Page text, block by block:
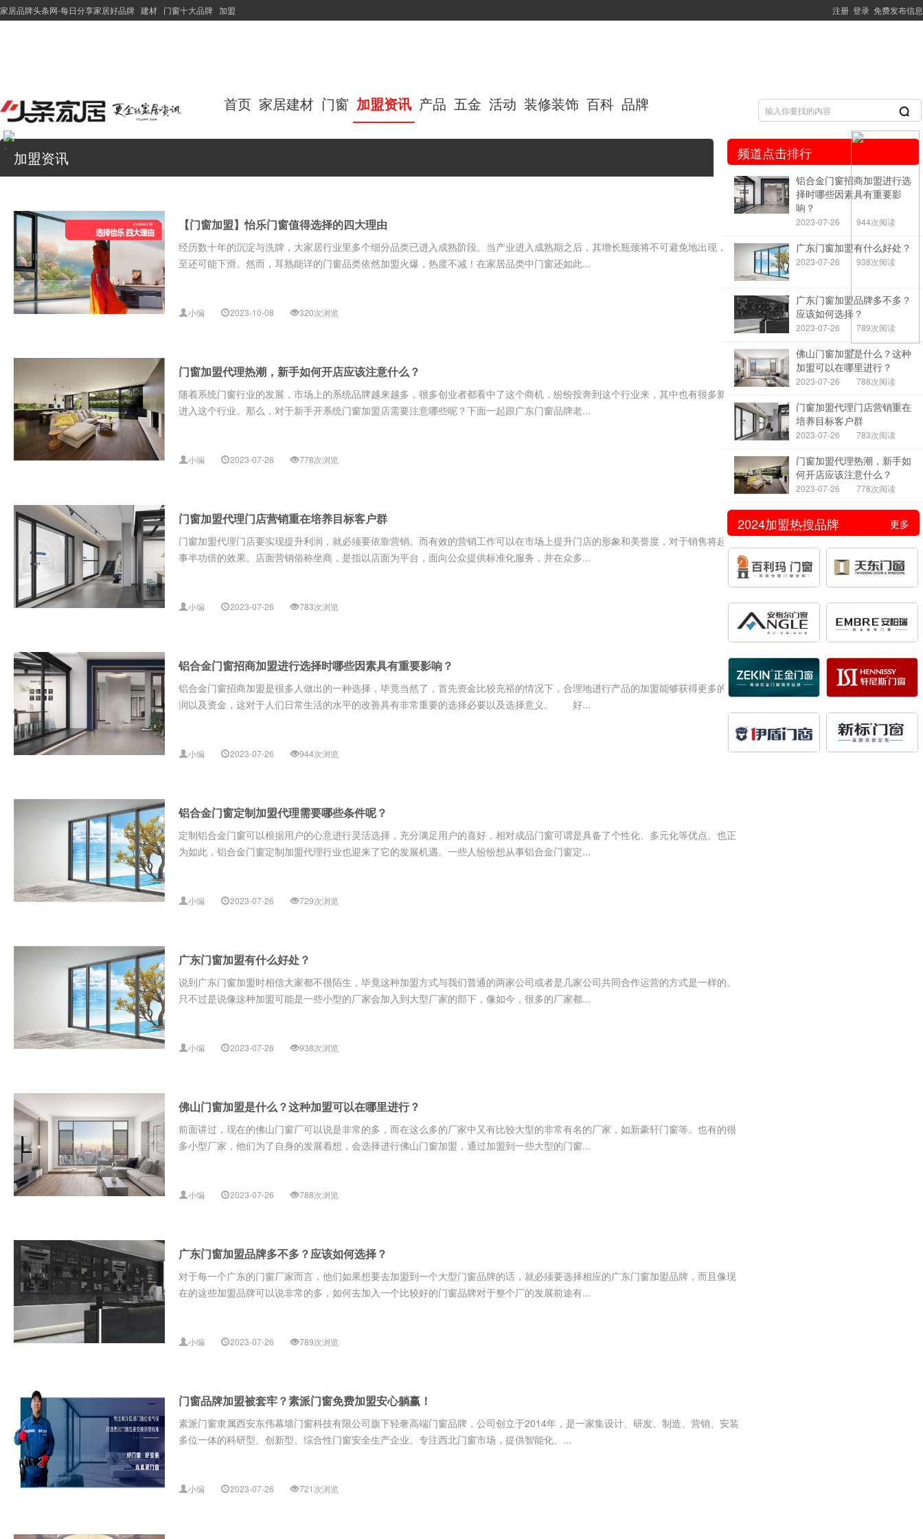
家居品牌头条网-每日分享家居好品牌 建材 门窗十大品牌 加盟 免费发布信息
登录
注册
首页 家居建材 门窗 加盟资讯 产品 五金 活动 装修装饰 百科 品牌
×
×
加盟资讯
【门窗加盟】怡乐门窗值得选择的四大理由
经历数十年的沉淀与洗牌，大家居行业里多个细分品类已进入成熟阶段。当产业进入成熟期之后，其增长瓶颈将不可避免地出现，甚
至还可能下滑。然而，耳熟能详的门窗品类依然加盟火爆，热度不减！在家居品类中门窗还如此...
小编 2023-10-08 320次浏览
门窗加盟代理热潮，新手如何开店应该注意什么？
随着系统门窗行业的发展，市场上的系统品牌越来越多，很多创业者都看中了这个商机，纷纷投奔到这个行业来，其中也有很多新手
进入这个行业。那么，对于新手开系统门窗加盟店需要注意哪些呢？下面一起跟广东门窗品牌老...
小编 2023-07-26 778次浏览
门窗加盟代理门店营销重在培养目标客户群
门窗加盟代理门店要实现提升利润，就必须要依靠营销。而有效的营销工作可以在市场上提升门店的形象和美誉度，对于销售将起着
事半功倍的效果。店面营销俗称坐商，是指以店面为平台，面向公众提供标准化服务，并在众多...
小编 2023-07-26 783次浏览
铝合金门窗招商加盟进行选择时哪些因素具有重要影响？
铝合金门窗招商加盟是很多人做出的一种选择，毕竟当然了，首先资金比较充裕的情况下，合理地进行产品的加盟能够获得更多的利
润以及资金，这对于人们日常生活的水平的改善具有非常重要的选择必要以及选择意义。 好...
小编 2023-07-26 944次浏览
铝合金门窗定制加盟代理需要哪些条件呢？
定制铝合金门窗可以根据用户的心意进行灵活选择，充分满足用户的喜好，相对成品门窗可谓是具备了个性化、多元化等优点。也正
为如此，铝合金门窗定制加盟代理行业也迎来了它的发展机遇。一些人纷纷想从事铝合金门窗定...
小编 2023-07-26 729次浏览
广东门窗加盟有什么好处？
说到广东门窗加盟时相信大家都不很陌生，毕竟这种加盟方式与我们普通的两家公司或者是几家公司共同合作运营的方式是一样的。
只不过是说像这种加盟可能是一些小型的厂家会加入到大型厂家的部下，像如今，很多的厂家都...
小编 2023-07-26 938次浏览
佛山门窗加盟是什么？这种加盟可以在哪里进行？
前面讲过，现在的佛山门窗厂可以说是非常的多，而在这么多的厂家中又有比较大型的非常有名的厂家，如新豪轩门窗等。也有的很
多小型厂家，他们为了自身的发展着想，会选择进行佛山门窗加盟，通过加盟到一些大型的门窗...
小编 2023-07-26 788次浏览
广东门窗加盟品牌多不多？应该如何选择？
对于每一个广东的门窗厂家而言，他们如果想要去加盟到一个大型门窗品牌的话，就必须要选择相应的广东门窗加盟品牌，而且像现
在的这些加盟品牌可以说非常的多，如何去加入一个比较好的门窗品牌对于整个厂的发展前途有...
小编 2023-07-26 789次浏览
门窗品牌加盟被套牢？素派门窗免费加盟安心躺赢！
素派门窗隶属西安东伟幕墙门窗科技有限公司旗下轻奢高端门窗品牌，公司创立于2014年，是一家集设计、研发、制造、营销、安装
多位一体的科研型、创新型、综合性门窗安全生产企业。专注西北门窗市场，提供智能化、...
小编 2023-07-26 721次浏览
频道点击排行
铝合金门窗招商加盟进行选
择时哪些因素具有重要影
响？
2023-07-26 944次阅读
广东门窗加盟有什么好处？
2023-07-26 938次阅读
广东门窗加盟品牌多不多？
应该如何选择？
2023-07-26 789次阅读
佛山门窗加盟是什么？这种
加盟可以在哪里进行？
2023-07-26 788次阅读
门窗加盟代理门店营销重在
培养目标客户群
2023-07-26 783次阅读
门窗加盟代理热潮，新手如
何开店应该注意什么？
2023-07-26 778次阅读
2024加盟热搜品牌 更多